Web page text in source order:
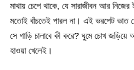
মাথায় চেপে থাকে, যে সারাজীবন আর নিজের
মতোই বাঁচতেই পারল না। এই ভরপেট ভাত
সে গাড়ি চালাবে কী করে? ঘুমে চোখ জড়িয়ে
হাওয়া খেলেই।